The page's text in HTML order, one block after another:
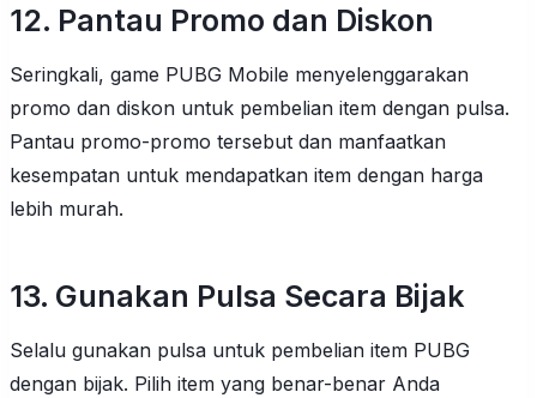
12. Pantau Promo dan Diskon
Seringkali, game PUBG Mobile menyelenggarakan
promo dan diskon untuk pembelian item dengan pulsa.
Pantau promo-promo tersebut dan manfaatkan
kesempatan untuk mendapatkan item dengan harga
lebih murah.
13. Gunakan Pulsa Secara Bijak
Selalu gunakan pulsa untuk pembelian item PUBG
dengan bijak. Pilih item yang benar-benar Anda